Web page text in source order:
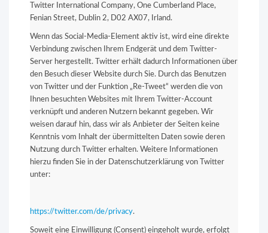
Twitter International Company, One Cumberland Place,
Fenian Street, Dublin 2, D02 AX07, Irland.
Wenn das Social-Media-Element aktiv ist, wird eine direkte
Verbindung zwischen Ihrem Endgerät und dem Twitter-
Server hergestellt. Twitter erhält dadurch Informationen über
den Besuch dieser Website durch Sie. Durch das Benutzen
von Twitter und der Funktion „Re-Tweet“ werden die von
Ihnen besuchten Websites mit Ihrem Twitter-Account
verknüpft und anderen Nutzern bekannt gegeben. Wir
weisen darauf hin, dass wir als Anbieter der Seiten keine
Kenntnis vom Inhalt der übermittelten Daten sowie deren
Nutzung durch Twitter erhalten. Weitere Informationen
hierzu finden Sie in der Datenschutzerklärung von Twitter
unter:
https://twitter.com/de/privacy.
Soweit eine Einwilligung (Consent) eingeholt wurde, erfolgt